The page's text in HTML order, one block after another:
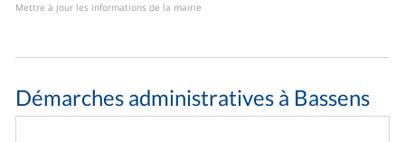
Mettre à jour les informations de la mairie
Démarches administratives à Bassens